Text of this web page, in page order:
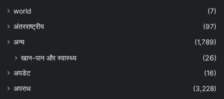
world
(7)
अंतरराष्ट्रीय
(97)
अन्‍य
(1,789)
खान-पान और स्वास्थ्य (26)
अपडेट
(16)
अपराध
(3,228)